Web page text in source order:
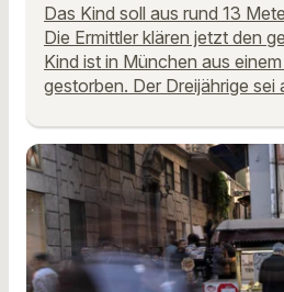
Das Kind soll aus rund 13
Die Ermittler klären jetzt den
Kind ist in München aus
gestorben. Der Dreijährige